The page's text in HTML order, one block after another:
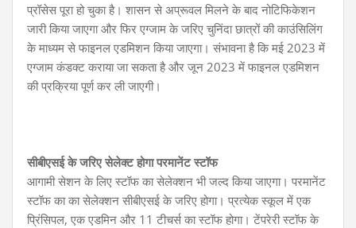
प्रॉसेस पूरा हो चुका है। शासन से अप्रूवल मिलने के बाद नोटिफिकेशन
जारी किया जाएगा और फिर एग्जाम के जरिए चुनिंदा छात्रों की काउंसिलिंग
के माध्यम से फाइनल एडमिशन किया जाएगा। संभावना है कि मई 2023 में
एग्जाम कंडक्ट कराया जा सकता है और जून 2023 में फाइनल एडमिशन
की प्रक्रिया पूर्ण कर ली जाएगी।
सीबीएसई के जरिए सेलेक्ट होगा परमानेंट स्टॉफ
आगामी सेशन के लिए स्टॉफ का सेलेक्शन भी जल्द किया जाएगा। परमानेंट
स्टॉफ का का सेलेक्शन सीबीएसई के जरिए होगा। प्रत्येक स्कूल में एक
प्रिंसिपल, एक एडमिन और 11 टीचर्स का स्टॉफ होगा। टेंपरेरी स्टॉफ के